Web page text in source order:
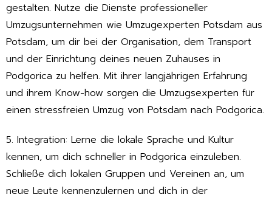
gestalten. Nutze die Dienste professioneller
Umzugsunternehmen wie Umzugexperten Potsdam aus
Potsdam, um dir bei der Organisation, dem Transport
und der Einrichtung deines neuen Zuhauses in
Podgorica zu helfen. Mit ihrer langjährigen Erfahrung
und ihrem Know-how sorgen die Umzugsexperten für
einen stressfreien Umzug von Potsdam nach Podgorica.
5. Integration: Lerne die lokale Sprache und Kultur
kennen, um dich schneller in Podgorica einzuleben.
Schließe dich lokalen Gruppen und Vereinen an, um
neue Leute kennenzulernen und dich in der